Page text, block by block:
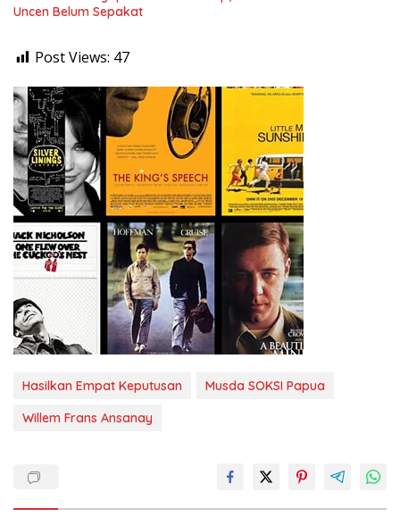
Uncen Belum Sepakat
Post Views: 47
Hasilkan Empat Keputusan
Musda SOKSI Papua
Willem Frans Ansanay